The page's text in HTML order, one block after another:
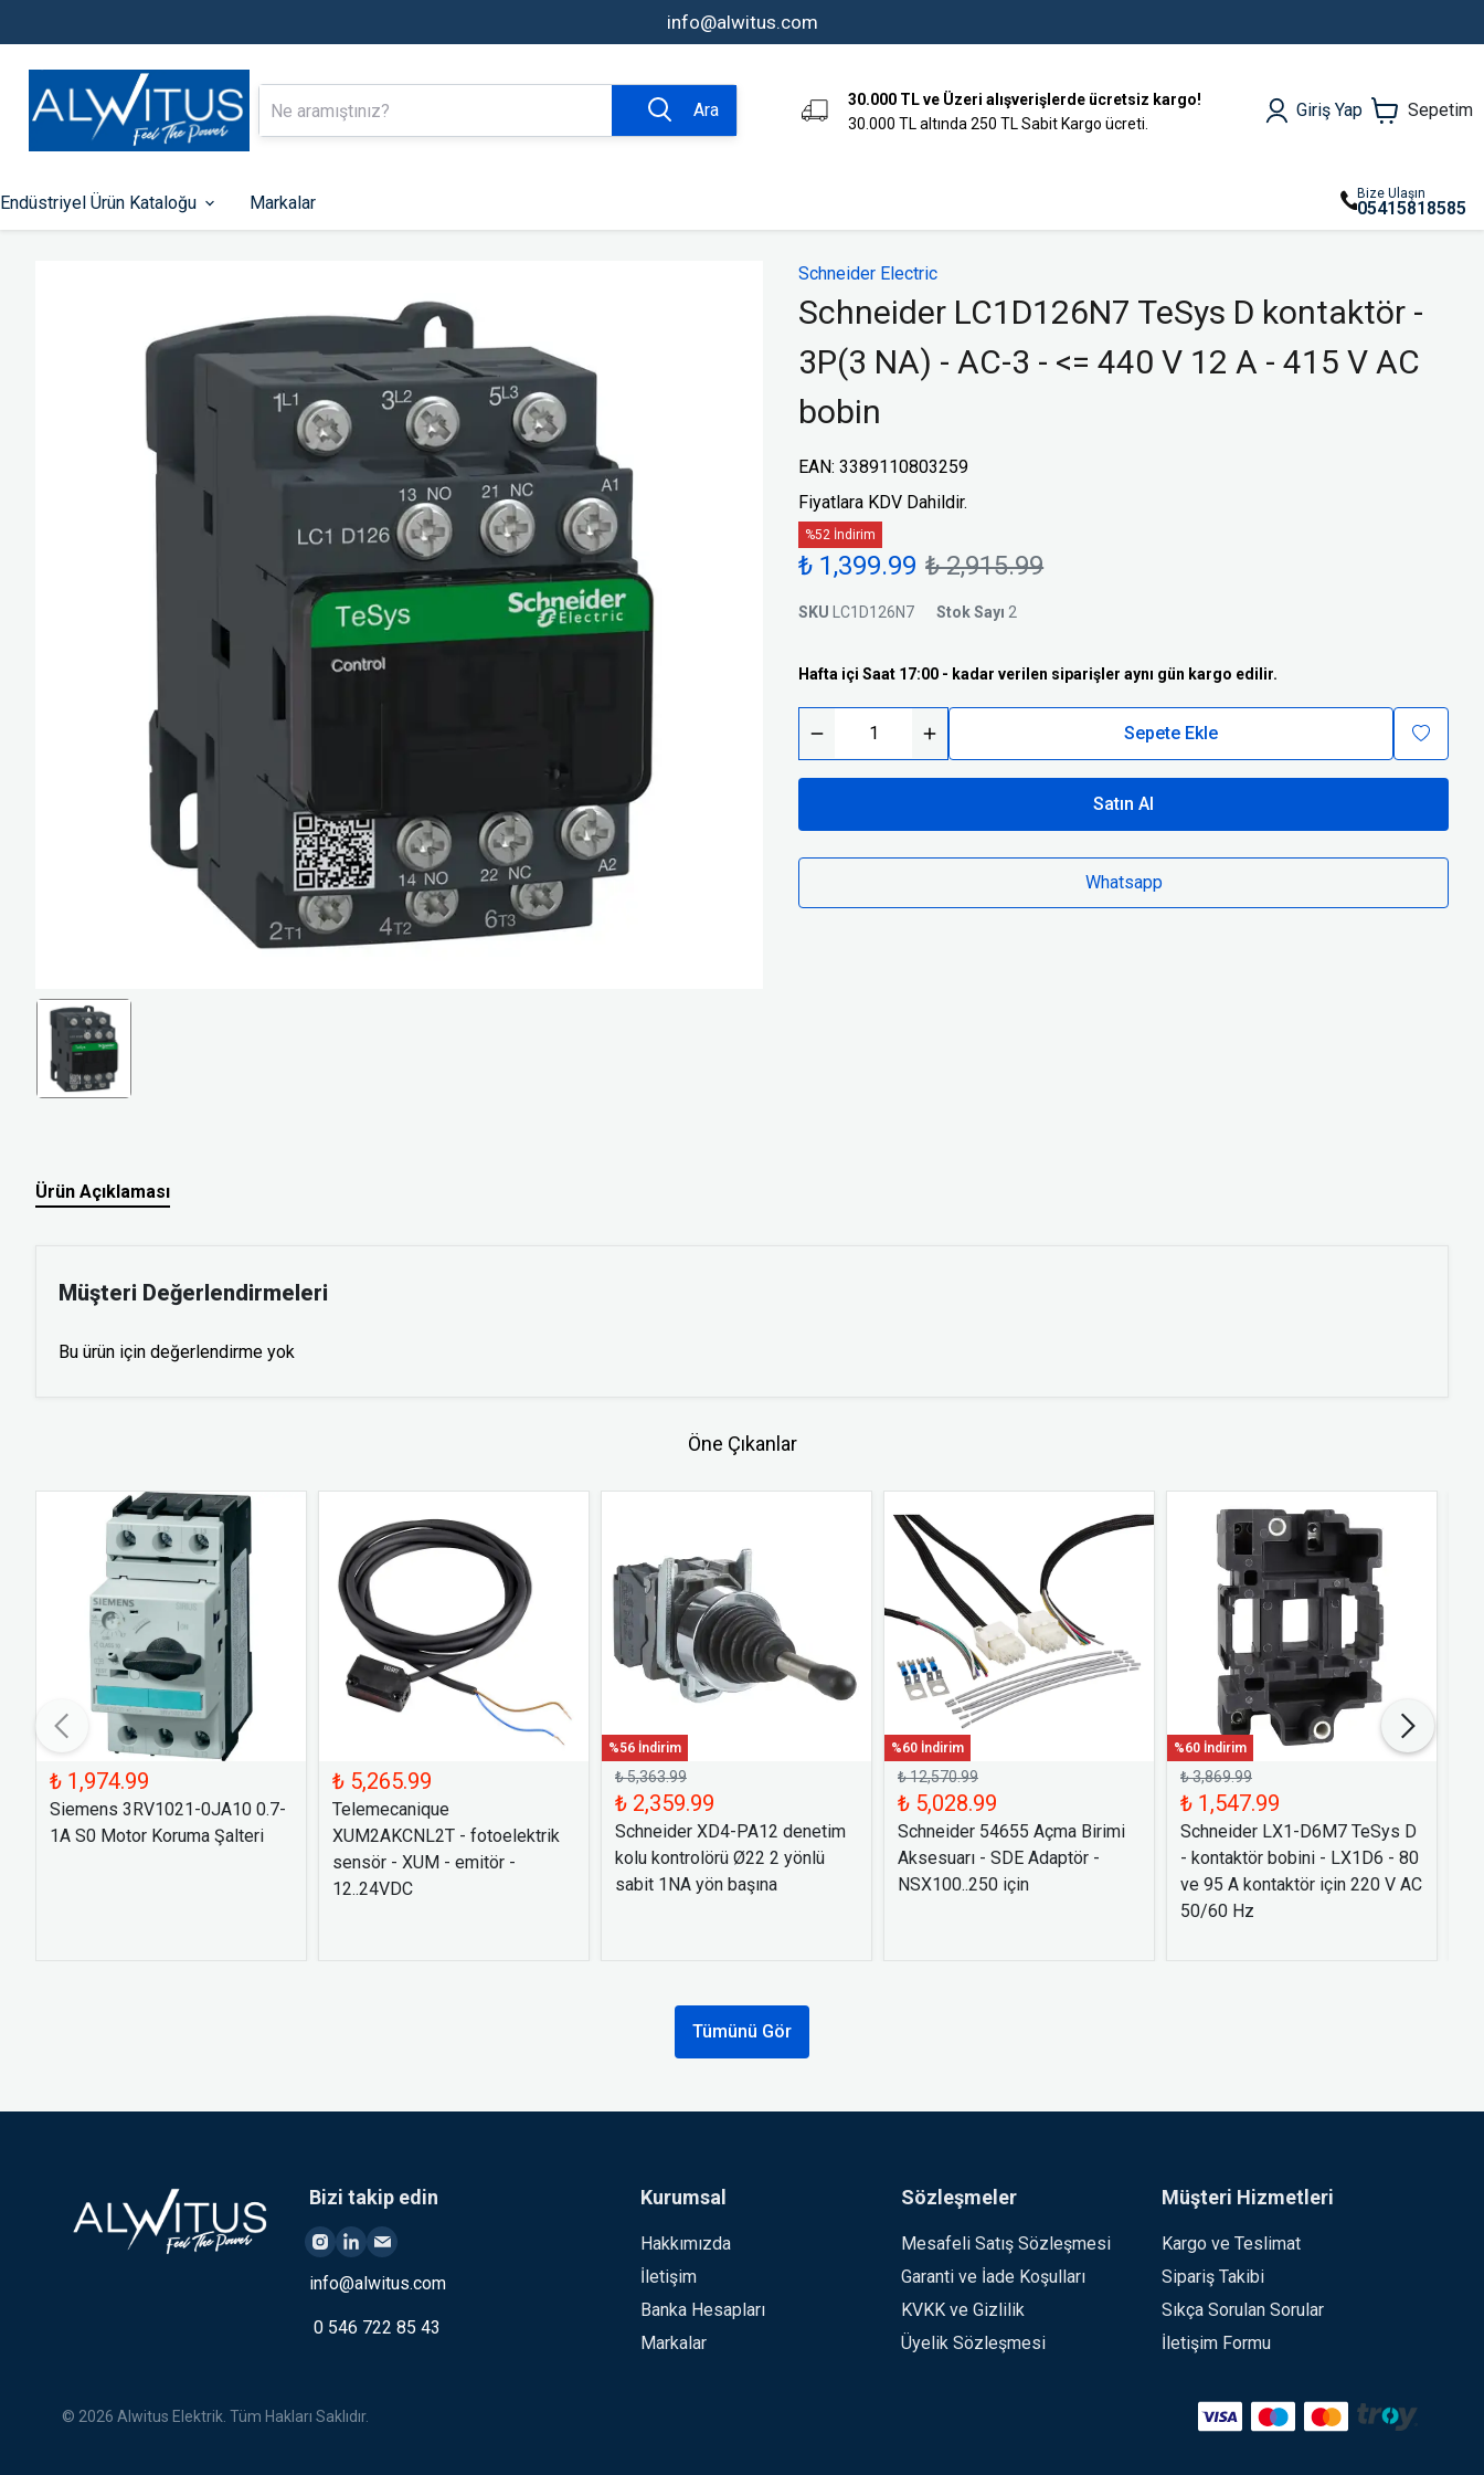
info@alwitus.com
Ara
30.000 TL ve Üzeri alışverişlerde ücretsiz kargo!
30.000 TL altında 250 TL Sabit Kargo ücreti.
Giriş Yap Sepetim
Endüstriyel Ürün Kataloğu
Otomatik Sigortalar
Kaçak Akım Koruma Röleleri
Motor Koruma Şalterleri
Kontrol
PLC-ler
HMI Ekranlar
Fonksiyonlu Röleler
Hız Kontrol Cihazları
Kumanda Butonları ve Sinyal
Lambaları
Güç Kaynakları ve Trafolar
Minyatür Röleler
Enerji Analizatörleri
Bağlantı Tekniği Ürünleri
Kumanda Kutuları
Endüstriyel Fiş ve Prizler
Endüktif Sensörler
Basınç Şalterleri
Silindirik Sigortalar
Markalar Bize Ulaşın
05415818585
Schneider Electric
Schneider LC1D126N7 TeSys D kontaktör -
3P(3 NA) - AC-3 - <= 440 V 12 A - 415 V AC
bobin
EAN:3389110803259
Fiyatlara KDV Dahildir.
%52 İndirim
₺ 1,399.99 ₺ 2,915.99
SKU LC1D126N7 Stok Sayı 2
Hafta içi Saat 17:00 - kadar verilen siparişler aynı gün kargo edilir.
Sepete Ekle
Satın Al
Whatsapp
Ürün Açıklaması
Müşteri Değerlendirmeleri
Bu ürün için değerlendirme yok
Öne Çıkanlar
₺ 1,974.99
Siemens 3RV1021-0JA10 0.7-
1A S0 Motor Koruma Şalteri
₺ 5,265.99
Telemecanique
XUM2AKCNL2T - fotoelektrik
sensör - XUM - emitör -
12..24VDC
%56 İndirim
₺ 5,363.99
₺ 2,359.99
Schneider XD4-PA12 denetim
kolu kontrolörü Ø22 2 yönlü
sabit 1NA yön başına
%60 İndirim
₺ 12,570.99
₺ 5,028.99
Schneider 54655 Açma Birimi
Aksesuarı - SDE Adaptör -
NSX100..250 için
%60 İndirim
₺ 3,869.99
₺ 1,547.99
Schneider LX1-D6M7 TeSys D
- kontaktör bobini - LX1D6 - 80
ve 95 A kontaktör için 220 V AC
50/60 Hz
Tümünü Gör
Bizi takip edin
info@alwitus.com
0 546 722 85 43
Kurumsal
Hakkımızda
İletişim
Banka Hesapları
Markalar
Sözleşmeler
Mesafeli Satış Sözleşmesi
Garanti ve İade Koşulları
KVKK ve Gizlilik
Üyelik Sözleşmesi
Müşteri Hizmetleri
Kargo ve Teslimat
Sipariş Takibi
Sıkça Sorulan Sorular
İletişim Formu
© 2026 Alwitus Elektrik. Tüm Hakları Saklıdır.